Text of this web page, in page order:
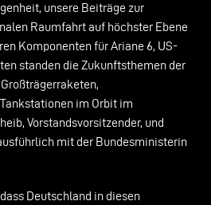
unsere Beiträge zur
Raumfahrt auf höchster Ebene
Komponenten für Ariane 6, US-
standen die Zukunftsthemen der
im Orbit im
Vorstandsvorsitzender, und
mit der Bundesministerin
Deutschland in diesen